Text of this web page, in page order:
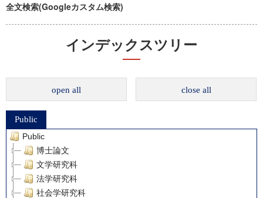
全文検索(Googleカスタム検索)
インデックスツリー
open all close all
Public
Public
博士論文
文学研究科
法学研究科
社会学研究科